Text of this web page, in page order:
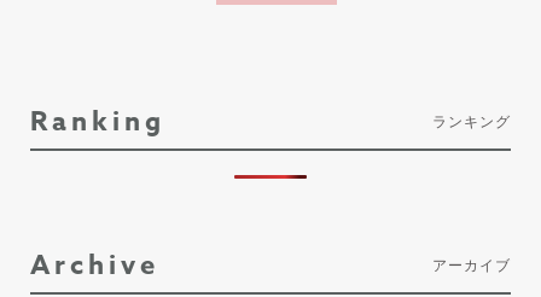
Ranking ランキング
Archive アーカイブ